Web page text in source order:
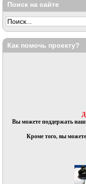
Поиск на сайте
Как помочь проекту?
Вы можете поддержать наш
Кроме того, вы